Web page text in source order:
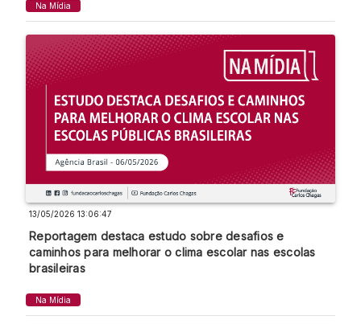
Na Mídia
13/05/2026 13:06:47
Reportagem destaca estudo sobre desafios e
caminhos para melhorar o clima escolar nas escolas
brasileiras
Na Mídia